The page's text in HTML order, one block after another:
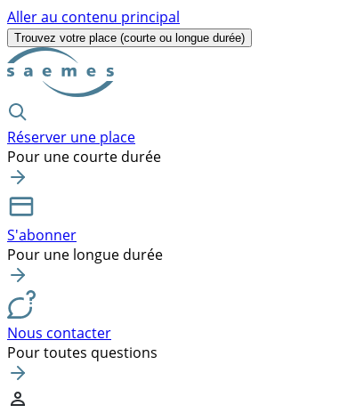
Aller au contenu principal
Trouvez votre place (courte ou longue durée)
Réserver une place
Pour une courte durée
S'abonner
Pour une longue durée
Nous contacter
Pour toutes questions